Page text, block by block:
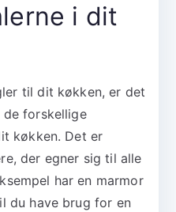
i dit
til dit køkken, er det
forskellige
køkken. Det er
der egner sig til alle
har en marmor
du have brug for en